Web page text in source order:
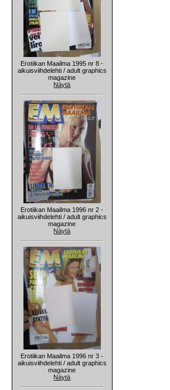
Erotiikan Maailma 1995 nr 8 -
aikuisviihdelehti / adult graphics
magazine
Näytä
Erotiikan Maailma 1996 nr 2 -
aikuisviihdelehti / adult graphics
magazine
Näytä
Erotiikan Maailma 1996 nr 3 -
aikuisviihdelehti / adult graphics
magazine
Näytä